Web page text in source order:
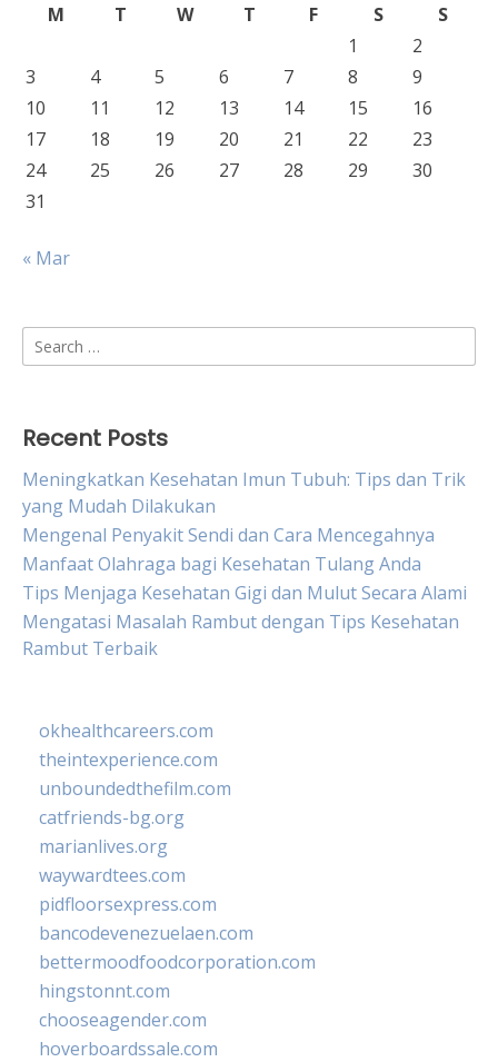
M T W T F S
S
1
2
3
4 5 6 7 8
9
10
11 12 13 14 15
16
17
18 19 20 21 22
23
24
25 26 27 28 29
30
31
« Mar
Search
for:
Recent Posts
Meningkatkan Kesehatan Imun Tubuh: Tips dan Trik
yang Mudah Dilakukan
Mengenal Penyakit Sendi dan Cara Mencegahnya
Manfaat Olahraga bagi Kesehatan Tulang Anda
Tips Menjaga Kesehatan Gigi dan Mulut Secara Alami
Mengatasi Masalah Rambut dengan Tips Kesehatan
Rambut Terbaik
okhealthcareers.com
theintexperience.com
unboundedthefilm.com
catfriends-bg.org
marianlives.org
waywardtees.com
pidfloorsexpress.com
bancodevenezuelaen.com
bettermoodfoodcorporation.com
hingstonnt.com
chooseagender.com
hoverboardssale.com